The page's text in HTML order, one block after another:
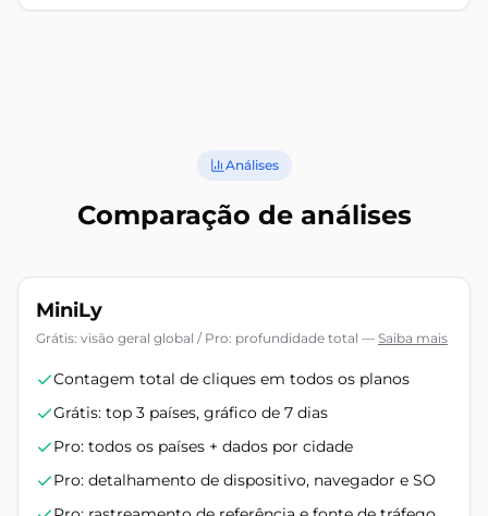
Análises
Comparação de análises
MiniLy
Grátis: visão geral global / Pro: profundidade total — Saiba mais
Contagem total de cliques em todos os planos
Grátis: top 3 países, gráfico de 7 dias
Pro: todos os países + dados por cidade
Pro: detalhamento de dispositivo, navegador e SO